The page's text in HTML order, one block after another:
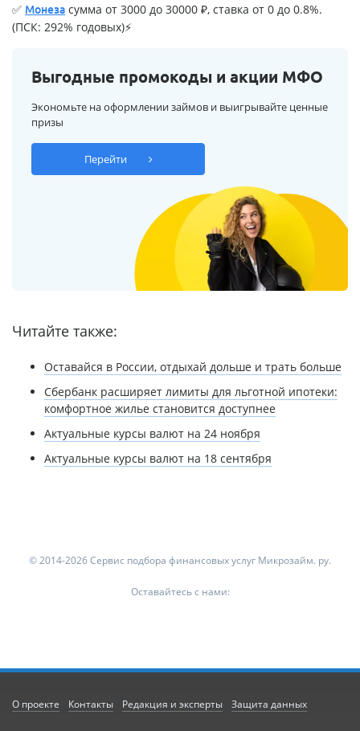
✅ Монеза сумма от 3000 до 30000 ₽, ставка от 0 до 0.8%.
(ПСК: 292% годовых)⚡
Выгодные промокоды и акции МФО
Экономьте на оформлении займов и выигрывайте ценные
призы
Перейти
Читайте также:
Оставайся в России, отдыхай дольше и трать больше
Сбербанк расширяет лимиты для льготной ипотеки:
комфортное жилье становится доступнее
Актуальные курсы валют на 24 ноября
Актуальные курсы валют на 18 сентября
© 2014-2026 Сервис подбора финансовых услуг Микрозайм. ру.
Оставайтесь с нами:
О проекте Контакты Редакция и эксперты Защита данных